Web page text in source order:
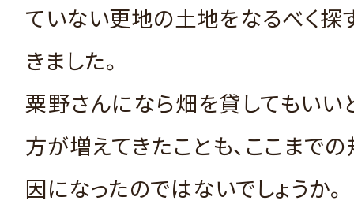
ていない更地の土地をなるべく探
きました。
粟野さんになら畑を貸してもいい
方が増えてきたことも、ここまで
因になったのではないでしょうか。